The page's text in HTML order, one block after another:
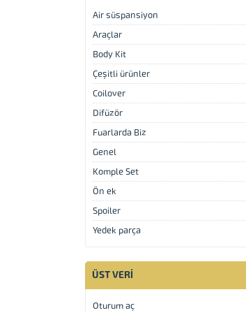
Air süspansiyon
Araçlar
Body Kit
Çeşitli ürünler
Coilover
Difüzör
Fuarlarda Biz
Genel
Komple Set
Ön ek
Spoiler
Yedek parça
ÜST VERI
Oturum aç
Müşteri Temsilcisi